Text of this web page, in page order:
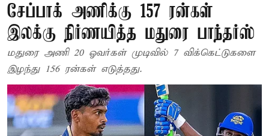
சேப்பாக் அணிக்கு 157 ரன்கள்
இலக்கு நிர்ணயித்த மதுரை பாந்தர்ஸ்
மதுரை அணி 20 ஓவர்கள் முடிவில் 7 விக்கெட்டுகளை
இழந்து 156 ரன்கள் எடுத்தது.